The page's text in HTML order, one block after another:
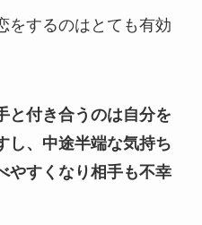
をするのはとても有効
と付き合うのは自分を
し、中途半端な気持ち
やすくなり相手も不幸